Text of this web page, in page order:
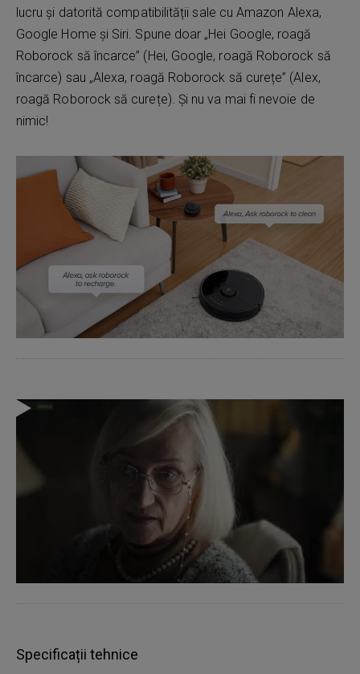
lucru și datorită compatibilității sale cu Amazon Alexa,
Google Home și Siri. Spune doar „Hei Google, roagă
Roborock să încarce” (Hei, Google, roagă Roborock să
încarce) sau „Alexa, roagă Roborock să curețe” (Alex,
roagă Roborock să curețe). Și nu va mai fi nevoie de
nimic!
Specificații tehnice